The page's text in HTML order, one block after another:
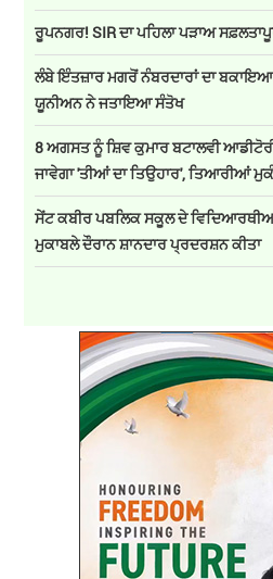
ਰੂਪਨਗਰ! SIR ਦਾ ਪਹਿਲਾ ਪੜਾਅ
ਲੰਬੇ ਇੰਤਜ਼ਾਰ ਮਗਰੋਂ ਨੰਬਰਦਾਰਾਂ ਦਾ ਬਕਾਇਆ
ਯੂਨੀਅਨ ਨੇ ਜਤਾਇਆ ਸੰਤੋਖ
8 ਅਗਸਤ ਨੂੰ ਸ਼ਿਵ ਕੁਮਾਰ ਬਟਾਲਵੀ
ਜਾਵੇਗਾ 'ਤੀਆਂ ਦਾ ਤਿਉਹਾਰ', ਤਿਆਰੀਆਂ
ਸੇਂਟ ਕਬੀਰ ਪਬਲਿਕ ਸਕੂਲ ਦੇ
ਮੁਕਾਬਲੇ ਦੌਰਾਨ ਸ਼ਾਨਦਾਰ ਪ੍ਰਦਰਸ਼ਨ ਕੀਤਾ